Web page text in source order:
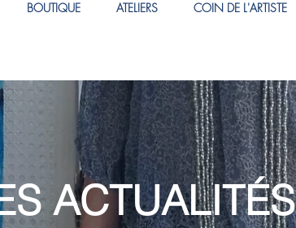
BOUTIQUE ATELIERS COIN DE L'ARTISTE
ACTUALITÉS